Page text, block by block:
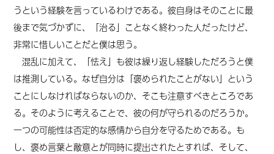
うという経験を言っているわけである。彼自身はそのことに最
後まで気づかずに、「治る」ことなく終わった人だったけど、
非常に惜しいことだと僕は思う。
混乱に加えて、「怯え」も彼は繰り返し経験しただろうと僕
は推測している。なぜ自分は「褒められたことがない」という
ことにしなければならないのか、そこも注意すべきところであ
る。そのように考えることで、彼の何が守られるのだろうか。
一つの可能性は否定的な感情から自分を守るためである。も
し、褒め言葉と敵意とが同時に提出されたとすれば、そして、